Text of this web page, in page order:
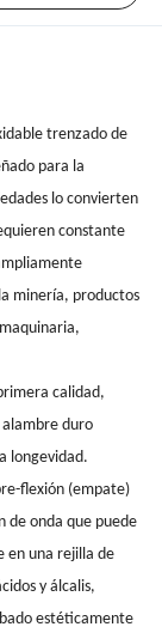
trenzado de
para la
lo convierten
constante
minería, productos
calidad,
alambre duro
longevidad.
flexión (empate)
de onda que puede
en una rejilla de
y álcalis,
estéticamente